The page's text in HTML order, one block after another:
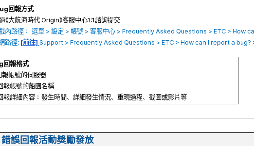
回報方式
《大航海時代 Origin》客服中心1:1諮詢提交
內路徑： 選單 > 設定 > 帳號 > 客服中心 > Frequently Asked Questions > ETC > How
路徑: [前往] Support > Frequently Asked Questions > ETC > How can I report a bug?
回報格式
報帳號的伺服器
報帳號的船團名稱
報詳細內容：發生時間、詳細發生情況、重現過程、截圖或影片等
錯誤回報活動獎勵發放